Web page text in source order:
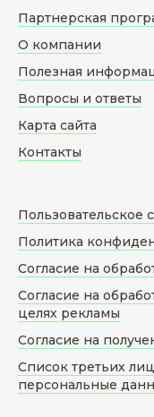
Партнерская
О компании
Полезная
Вопросы и ответы
Карта сайта
Контакты
Пользовательское
Политика
Согласие на
Согласие на
целях рекламы
Согласие на
Список третьих
персональные